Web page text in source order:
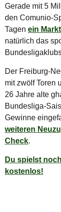
Gerade mit 5
den Comunio-
Tagen ein
natürlich das
Der Freiburg-
mit zwölf Toren
26 Jahre alte
Bundesliga-
Gewinne
weiteren
Check.
Du spielst
kostenlos!